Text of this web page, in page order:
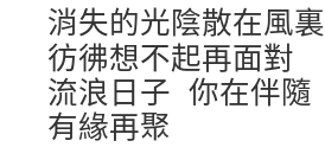
消失的光陰散在風裏
彷彿想不起再面對
流浪日子 你在伴隨
有緣再聚